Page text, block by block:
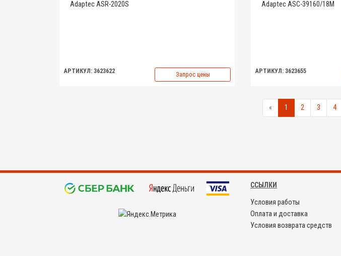
Adaptec ASR-2020S
АРТИКУЛ: 3623622 Запрос цены
Adaptec ASC-39160/18M
АРТИКУЛ: 3623655
« 1 2 3 4
ССЫЛКИ
Условия работы
Оплата и доставка
Условия возврата средств